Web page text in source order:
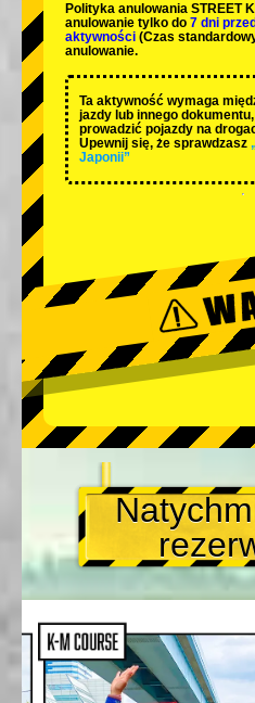
Polityka anulowania STREET
anulowanie tylko do 7 dni
aktywności (Czas
anulowanie.
Ta aktywność wymaga
jazdy lub innego
prowadzić pojazdy na
Upewnij się, że sprawdzasz
Japonii”